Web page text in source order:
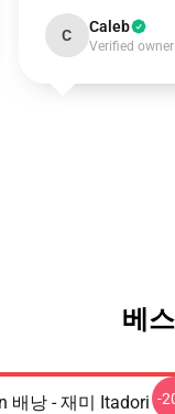
C Caleb
Verified owner
베
배낭 - 재미 Itadori -